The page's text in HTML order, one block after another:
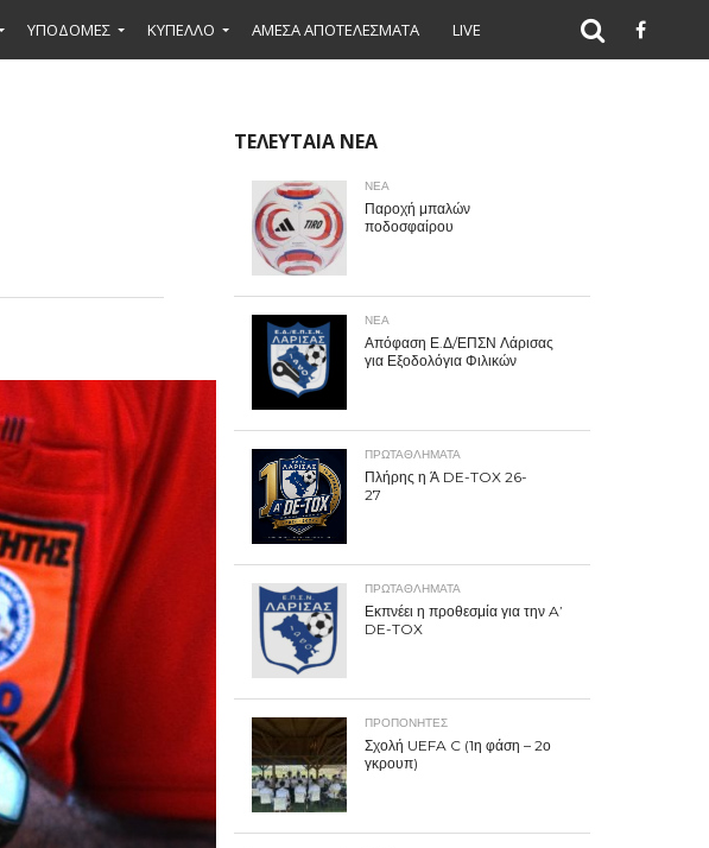
ΥΠΟΔΟΜΕΣ ΚΥΠΕΛΛΟ ΑΜΕΣΑ ΑΠΟΤΕΛΕΣΜΑΤΑ LIVE
ΤΕΛΕΥΤΑΙΑ ΝΕΑ
ΝΕΑ
Παροχή μπαλών
ποδοσφαίρου
ΝΕΑ
Απόφαση Ε.Δ/ΕΠΣΝ Λάρισας
για Εξοδολόγια Φιλικών
ΠΡΩΤΑΘΛΉΜΑΤΑ
Πλήρης η Ά DE-TOX 26-
27
ΠΡΩΤΑΘΛΉΜΑΤΑ
Εκπνέει η προθεσμία για την A’
DE-TOX
ΠΡΟΠΟΝΗΤΈΣ
Σχολή UEFA C (1η φάση – 2ο
γκρουπ)